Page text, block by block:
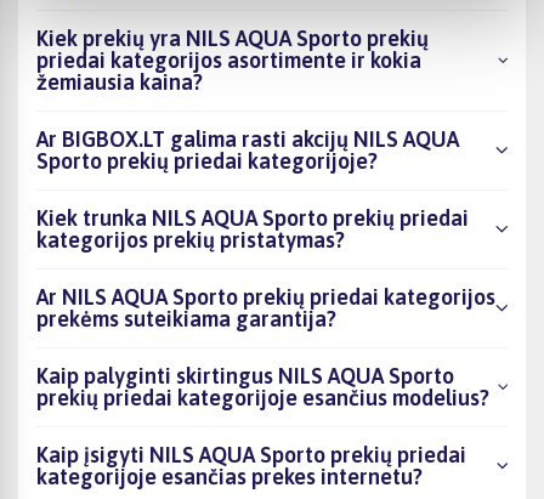
Kiek prekių yra NILS AQUA Sporto prekių
priedai kategorijos asortimente ir kokia
žemiausia kaina?
Ar BIGBOX.LT galima rasti akcijų NILS AQUA
Sporto prekių priedai kategorijoje?
Kiek trunka NILS AQUA Sporto prekių priedai
kategorijos prekių pristatymas?
Ar NILS AQUA Sporto prekių priedai kategorijos
prekėms suteikiama garantija?
Kaip palyginti skirtingus NILS AQUA Sporto
prekių priedai kategorijoje esančius modelius?
Kaip įsigyti NILS AQUA Sporto prekių priedai
kategorijoje esančias prekes internetu?